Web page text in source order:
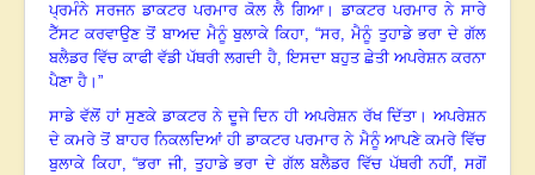
ਪ੍ਰਮੰਨੇ ਸਰਜਨ ਡਾਕਟਰ ਪਰਮਾਰ ਕੋਲ ਲੈ ਗਿਆ। ਡਾਕਟਰ ਪਰਮਾਰ ਨੇ ਸਾਰੇ
ਟੈੱਸਟ ਕਰਵਾਉਣ ਤੋਂ ਬਾਅਦ ਮੈਨੂੰ ਬੁਲਾਕੇ ਕਿਹਾ,“ਸਰ, ਮੈਨੂੰ ਤੁਹਾਡੇ ਭਰਾ ਦੇ ਗੱਲ
ਬਲੈਡਰ ਵਿੱਚ ਕਾਫੀ ਵੱਡੀ ਪੱਥਰੀ ਲਗਦੀ ਹੈ, ਇਸਦਾ ਬਹੁਤ ਛੇਤੀ ਅਪਰੇਸ਼ਨ ਕਰਨਾ
ਪੈਣਾ ਹੈ । ”
ਸਾਡੇ ਵੱਲੋਂ ਹਾਂ ਸੁਣਕੇ ਡਾਕਟਰ ਨੇ ਦੂਜੇ ਦਿਨ ਹੀ ਅਪਰੇਸ਼ਨ ਰੱਖ ਦਿੱਤਾ । ਅਪਰੇਸ਼ਨ
ਦੇ ਕਮਰੇ ਤੋਂ ਬਾਹਰ ਨਿਕਲਦਿਆਂ ਹੀ ਡਾਕਟਰ ਪਰਮਾਰ ਨੇ ਮੈਨੂੰ ਆਪਣੇ ਕਮਰੇ ਵਿੱਚ
ਬੁਲਾਕੇ ਕਿਹਾ,“ਭਰਾ ਜੀ, ਤੁਹਾਡੇ ਭਰਾ ਦੇ ਗੱਲ ਬਲੈਡਰ ਵਿੱਚ ਪੱਥਰੀ ਨਹੀਂ, ਸਗੋਂ